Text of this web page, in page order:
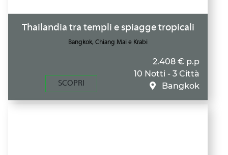
Thailandia tra templi e spiagge tropicali
Bangkok, Chiang Mai e Krabi
SCOPRI
2.408 € p.p
10 Notti - 3 Città
Bangkok